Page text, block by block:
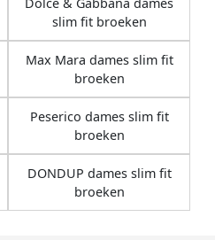
slim fit broeken
Max Mara dames slim fit
broeken
Peserico dames slim fit
broeken
DONDUP dames slim fit
broeken